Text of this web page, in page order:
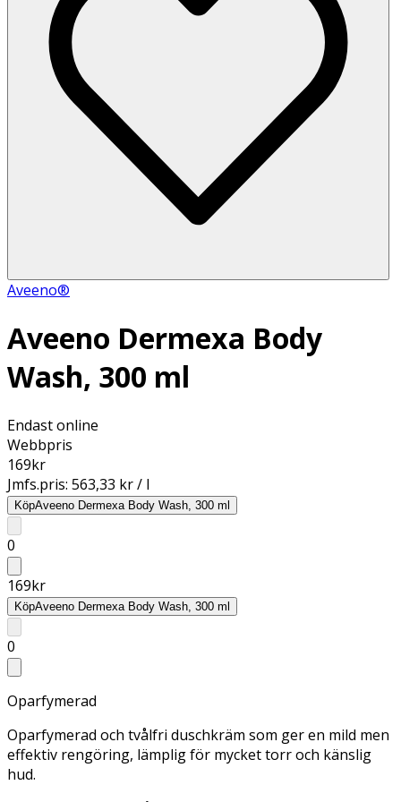
Aveeno®
Aveeno Dermexa Body
Wash, 300 ml
Endast online
Webbpris
169kr
Jmfs.pris: 563,33 kr / l
KöpAveeno Dermexa Body Wash, 300 ml
0
169kr
KöpAveeno Dermexa Body Wash, 300 ml
0
Oparfymerad
Oparfymerad och tvålfri duschkräm som ger en mild men
effektiv rengöring, lämplig för mycket torr och känslig
hud.